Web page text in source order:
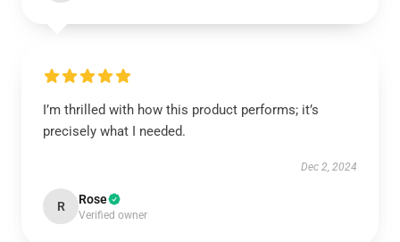
I’m thrilled with how this product performs; it’s
precisely what I needed.
Dec 2, 2024
R Rose
Verified owner